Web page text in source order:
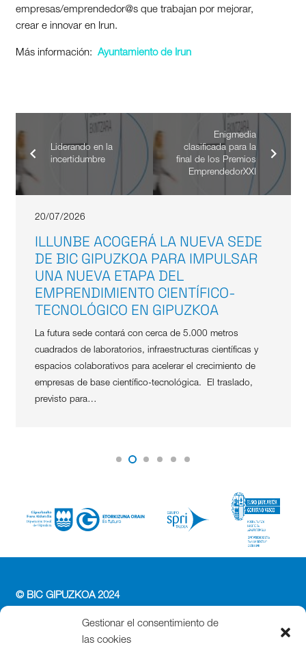
Gestionar el consentimiento de
las cookies
empresas/emprendedor@s que trabajan por mejorar,
crear e innovar en Irun.
Más información: Ayuntamiento de Irun
Liderando en la
incertidumbre
Enigmedia
clasificada para la
final de los Premios
EmprendedorXXI
20/07/2026
ILLUNBE ACOGERÁ LA NUEVA SEDE
DE BIC GIPUZKOA PARA IMPULSAR
UNA NUEVA ETAPA DEL
EMPRENDIMIENTO CIENTÍFICO-
TECNOLÓGICO EN GIPUZKOA
La futura sede contará con cerca de 5.000 metros
cuadrados de laboratorios, infraestructuras científicas y
espacios colaborativos para acelerar el crecimiento de
empresas de base científico-tecnológica. El traslado,
previsto para…
© BIC GIPUZKOA 2024
PERFIL DEL CONTRATANTE
ACCESIBILIDAD